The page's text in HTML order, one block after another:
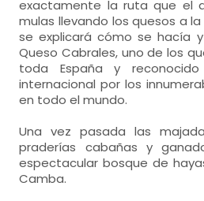
exactamente la ruta que el
mulas llevando los quesos a
se explicará cómo se hacía
Queso Cabrales, uno de los
toda España y
internacional por los
en todo el mundo.
Una vez pasada las
praderías cabañas y
espectacular bosque de
Camba.